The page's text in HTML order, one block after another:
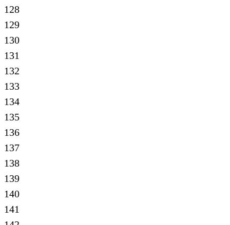
128
129
130
131
132
133
134
135
136
137
138
139
140
141